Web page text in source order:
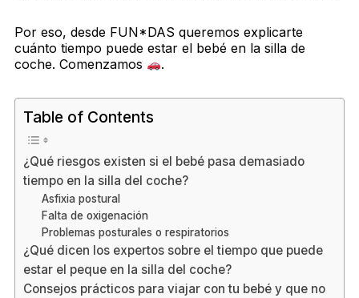
Por eso, desde FUN*DAS queremos explicarte
cuánto tiempo puede estar el bebé en la silla de
coche. Comenzamos
.
Table of Contents
¿Qué riesgos existen si el bebé pasa demasiado
tiempo en la silla del coche?
Asfixia postural
Falta de oxigenación
Problemas posturales o respiratorios
¿Qué dicen los expertos sobre el tiempo que puede
estar el peque en la silla del coche?
Consejos prácticos para viajar con tu bebé y que no